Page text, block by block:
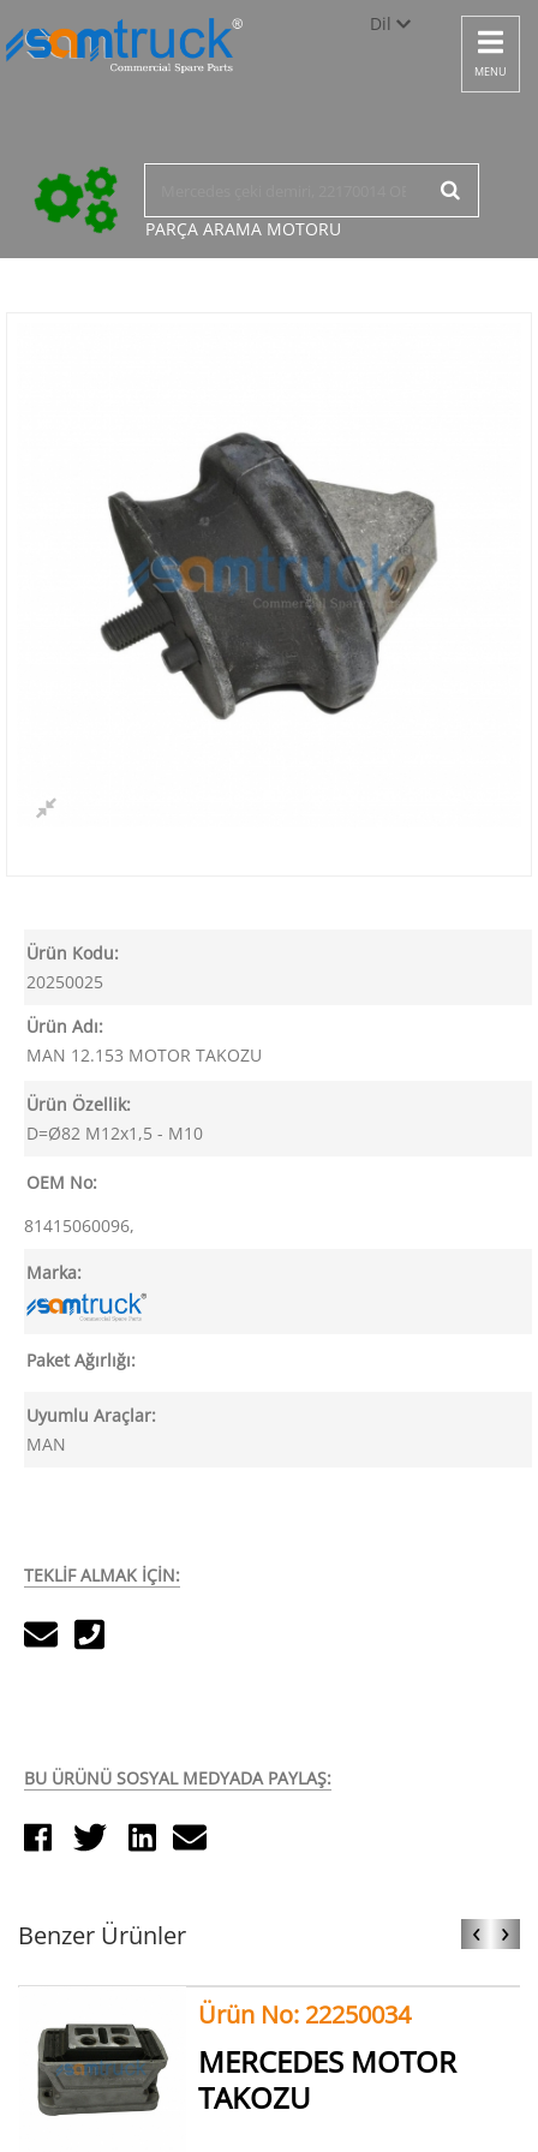
Dil
Türkçe
English
Toggle
MENU
PARÇA ARAMA MOTORU
Ürün Kodu:
20250025
Ürün Adı:
MAN 12.153 MOTOR TAKOZU
Ürün Özellik:
D=Ø82 M12x1,5 - M10
OEM No:
81415060096,
Marka:
Paket Ağırlığı:
Uyumlu Araçlar:
MAN
TEKLİF ALMAK İÇİN:
BU ÜRÜNÜ SOSYAL MEDYADA PAYLAŞ:
Benzer Ürünler ‹ ›
Ürün No: 22250034
MERCEDES MOTOR
TAKOZU